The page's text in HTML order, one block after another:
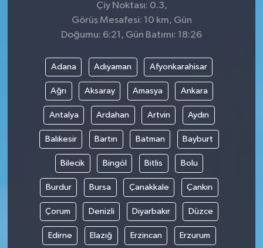
Çiy Noktası: 0.3,
Görüş Mesafesi: 10 km, Gün
Doğumu: 6:21, Gün Batımı: 18:26
Adana Adıyaman Afyonkarahisar
Ağrı Aksaray Amasya Ankara
Antalya Ardahan Artvin Aydın
Balıkesir Bartın Batman Bayburt
Bilecik Bingöl Bitlis Bolu
Burdur Bursa Çanakkale Çankırı
Çorum Denizli Diyarbakır Düzce
Edirne Elazığ Erzincan Erzurum